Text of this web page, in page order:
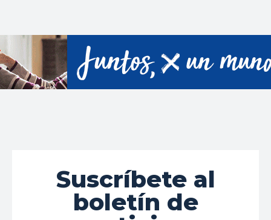
Suscríbete al
boletín de